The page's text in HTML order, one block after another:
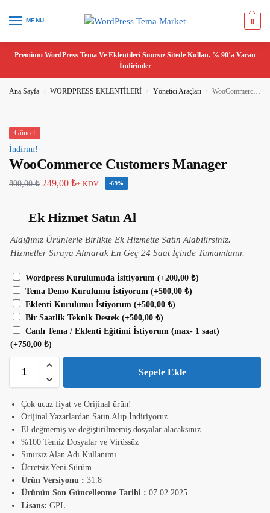
MENU 0
Premium WordPress Tema Ve Eklentileri Sınırsız Sitede Kullan. % 90’a Varan
İndirimler
Ana Sayfa / WORDPRESS EKLENTİLERİ / Yönetici Araçları / WooCommerce Customers Manager
Güncel
İndirim!
WooCommerce Customers Manager
800,00₺ 249,00 ₺+ KDV -69%
Ek Hizmet Satın Al
Aldığınız Ürünlerle Birlikte Ek Hizmette Satın Alabilirsiniz.
Hizmetler Sıraya Alınarak En Geç 24 Saat İçinde Tamamlanır.
Wordpress Kurulumuda İsitiyorum (+200,00 ₺)
Tema Demo Kurulumu İstiyorum (+500,00 ₺)
Eklenti Kurulumu İstiyorum (+500,00 ₺)
Bir Saatlik Teknik Destek (+500,00 ₺)
Canlı Tema / Eklenti Eğitimi İstiyorum (max- 1 saat)
(+750,00 ₺)
Sepete Ekle
Çok ucuz fiyat ve Orijinal ürün!
Orijinal Yazarlardan Satın Alıp İndiriyoruz
El değmemiş ve değiştirilmemiş dosyalar alacaksınız
%100 Temiz Dosyalar ve Virüssüz
Sınırsız Alan Adı Kullanımı
Ücretsiz Yeni Sürüm
Ürün Versiyonu : 31.8
Ürünün Son Güncellenme Tarihi : 07.02.2025
Lisans: GPL